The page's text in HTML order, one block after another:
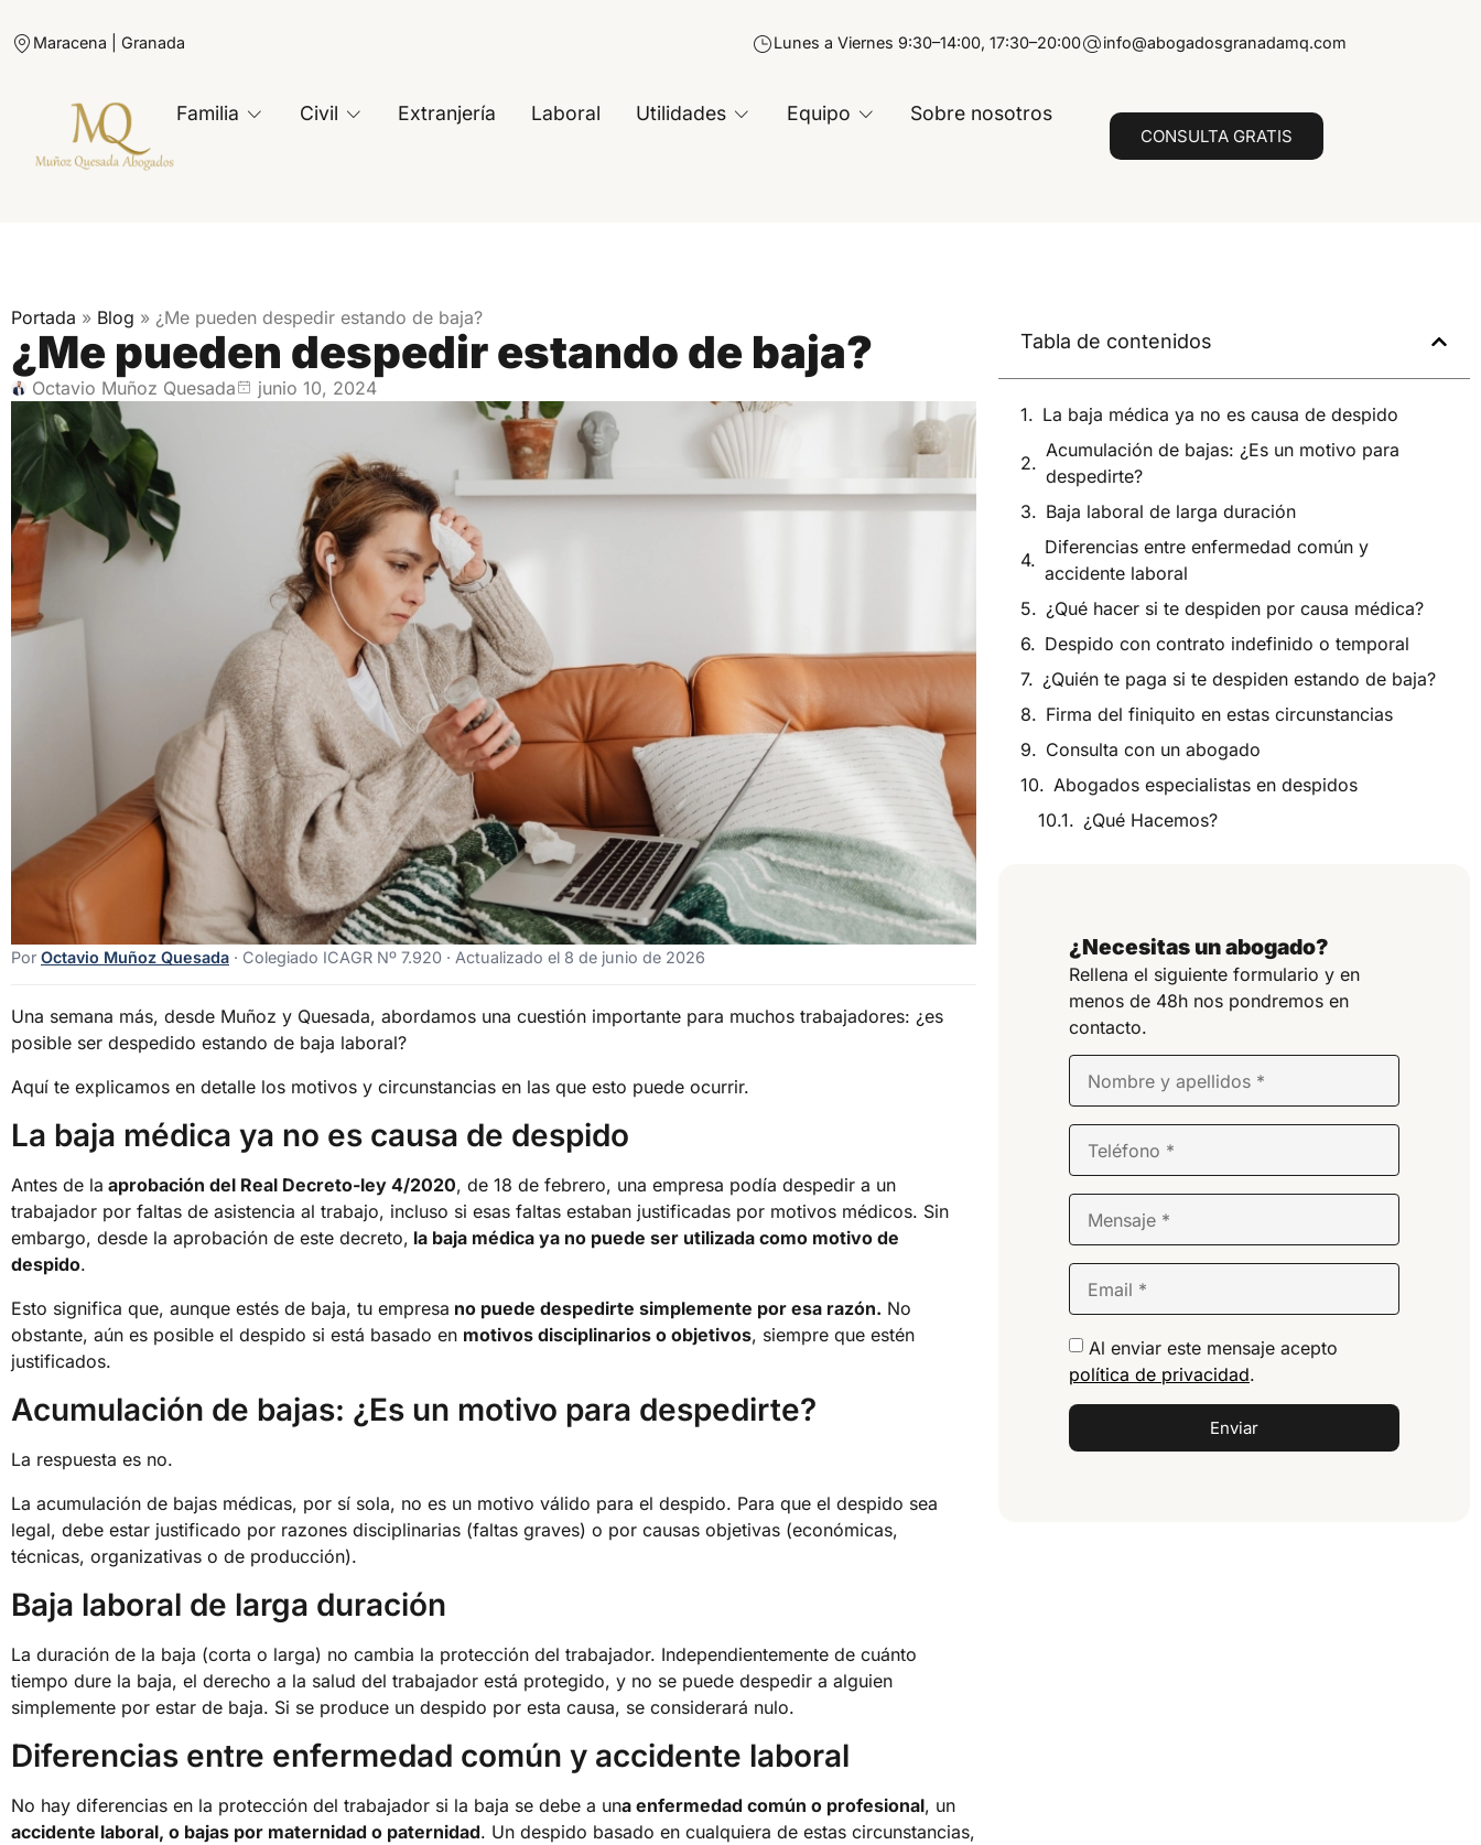
Maracena | Granada Lunes a Viernes 9:30–14:00, 17:30–20:00 info@abogadosgranadamq.com
Familia Civil Extranjería Laboral Utilidades Equipo Sobre nosotros
CONSULTA GRATIS
Portada » Blog » ¿Me pueden despedir estando de baja?
¿Me pueden despedir estando de baja?
Octavio Muñoz Quesada junio 10, 2024
Por Octavio Muñoz Quesada · Colegiado ICAGR Nº 7.920 · Actualizado el 8 de junio de 2026
Una semana más, desde Muñoz y Quesada, abordamos una cuestión importante para muchos trabajadores: ¿es
posible ser despedido estando de baja laboral?
Aquí te explicamos en detalle los motivos y circunstancias en las que esto puede ocurrir.
La baja médica ya no es causa de despido
Antes de la aprobación del Real Decreto-ley 4/2020, de 18 de febrero, una empresa podía despedir a un
trabajador por faltas de asistencia al trabajo, incluso si esas faltas estaban justificadas por motivos médicos. Sin
embargo, desde la aprobación de este decreto, la baja médica ya no puede ser utilizada como motivo de
despido.
Esto significa que, aunque estés de baja, tu empresa no puede despedirte simplemente por esa razón. No
obstante, aún es posible el despido si está basado en motivos disciplinarios o objetivos, siempre que estén
justificados.
Acumulación de bajas: ¿Es un motivo para despedirte?
La respuesta es no.
La acumulación de bajas médicas, por sí sola, no es un motivo válido para el despido. Para que el despido sea
legal, debe estar justificado por razones disciplinarias (faltas graves) o por causas objetivas (económicas,
técnicas, organizativas o de producción).
Baja laboral de larga duración
La duración de la baja (corta o larga) no cambia la protección del trabajador. Independientemente de cuánto
tiempo dure la baja, el derecho a la salud del trabajador está protegido, y no se puede despedir a alguien
simplemente por estar de baja. Si se produce un despido por esta causa, se considerará nulo.
Diferencias entre enfermedad común y accidente laboral
No hay diferencias en la protección del trabajador si la baja se debe a una enfermedad común o profesional, un
accidente laboral, o bajas por maternidad o paternidad. Un despido basado en cualquiera de estas circunstancias,
Tabla de contenidos
La baja médica ya no es causa de despido
Acumulación de bajas: ¿Es un motivo para
despedirte?
Baja laboral de larga duración
Diferencias entre enfermedad común y
accidente laboral
¿Qué hacer si te despiden por causa médica?
Despido con contrato indefinido o temporal
¿Quién te paga si te despiden estando de baja?
Firma del finiquito en estas circunstancias
Consulta con un abogado
Abogados especialistas en despidos
¿Qué Hacemos?
¿Necesitas un abogado?
Rellena el siguiente formulario y en
menos de 48h nos pondremos en
contacto.
Al enviar este mensaje acepto
política de privacidad.
Enviar